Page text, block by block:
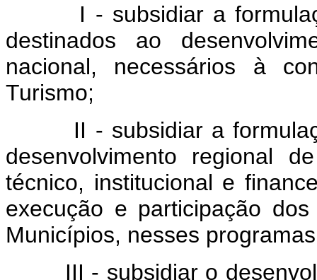
I - subsidiar a
destinados ao
nacional, necessários à
Turismo;
II - subsidiar a
desenvolvimento regional
técnico, institucional e
execução e participação
Municípios, nesses
III - subsidiar o